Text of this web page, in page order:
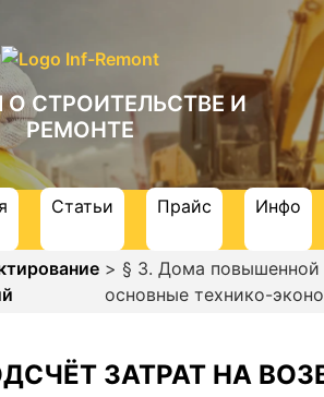
О СТРОИТЕЛЬСТВЕ И
РЕМОНТЕ
Статьи Прайс Инфо
> § 3. Дома повышенной
основные технико-
ЗАТРАТ НА